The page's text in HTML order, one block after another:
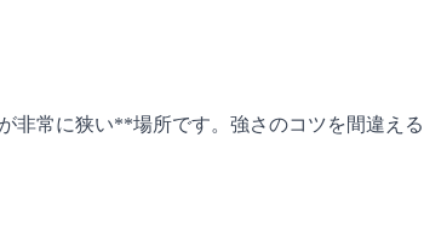
常に狭い**場所です。強さのコツを間違え